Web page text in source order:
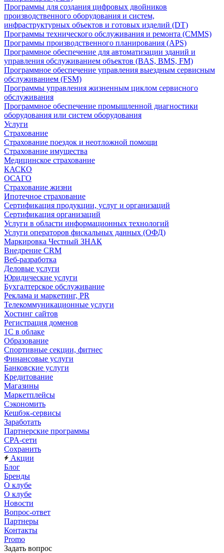
Программы для создания цифровых двойников
производственного оборудования и систем,
инфраструктурных объектов и готовых изделий (DT)
Программы технического обслуживания и ремонта (CMMS)
Программы производственного планирования (APS)
Программное обеспечение для автоматизации зданий и
управления обслуживанием объектов (BAS, BMS, FM)
Программное обеспечение управления выездным сервисным
обслуживанием (FSM)
Программы управления жизненным циклом сервисного
обслуживания
Программное обеспечение промышленной диагностики
оборудования или систем оборудования
Услуги
Страхование
Страхование поездок и неотложной помощи
Страхование имущества
Медицинское страхование
КАСКО
ОСАГО
Страхование жизни
Ипотечное страхование
Сертификация продукции, услуг и организаций
Сертификация организаций
Услуги в области информационных технологий
Услуги операторов фискальных данных (ОФД)
Маркировка Честный ЗНАК
Внедрение CRM
Веб-разработка
Деловые услуги
Юридические услуги
Бухгалтерское обслуживание
Реклама и маркетинг, PR
Телекоммуникационные услуги
Хостинг сайтов
Регистрация доменов
1С в облаке
Образование
Спортивные секции, фитнес
Финансовые услуги
Банковские услуги
Кредитование
Магазины
Маркетплейсы
Сэкономить
Кешбэк-сервисы
Заработать
Партнерские программы
CPA-сети
Сохранить
Акции
Блог
Бренды
О клубе
О клубе
Новости
Вопрос-ответ
Партнеры
Контакты
Promo
Задать вопрос